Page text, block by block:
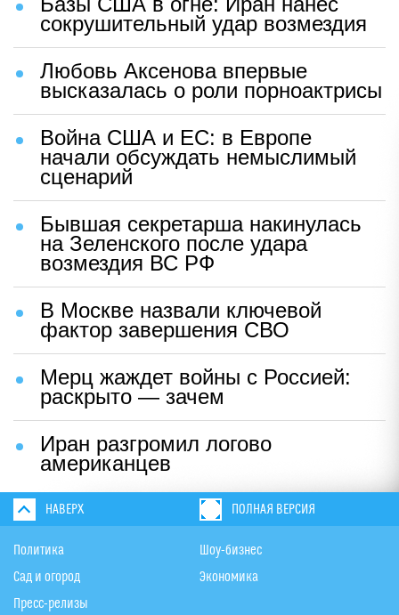
сокрушительный удар возмездия
Любовь Аксенова впервые
высказалась о роли порноактрисы
Война США и ЕС: в Европе
начали обсуждать немыслимый
сценарий
Бывшая секретарша накинулась
на Зеленского после удара
возмездия ВС РФ
В Москве назвали ключевой
фактор завершения СВО
Мерц жаждет войны с Россией:
раскрыто — зачем
Иран разгромил логово
американцев
НАВЕРХ ПОЛНАЯ ВЕРСИЯ
Политика
Сад и огород
Пресс-релизы
Шоу-бизнес
Экономика